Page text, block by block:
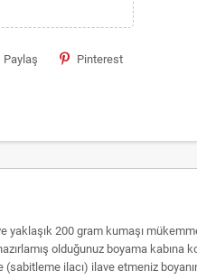
Paylaş Pinterest
200 gram kumaşı
olduğunuz boyama kabına
(sabitleme ilacı) ilave etmeniz